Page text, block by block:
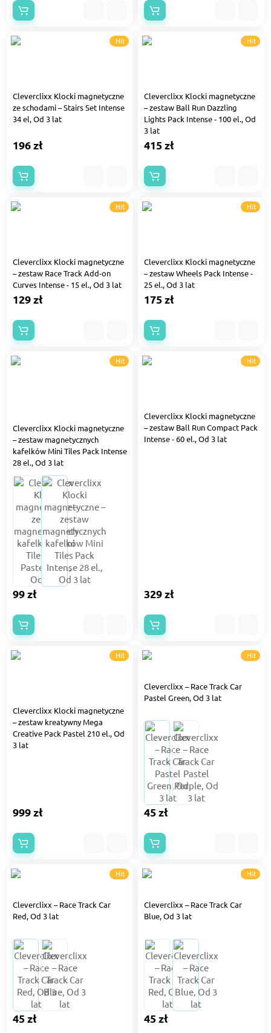
Hit
Cleverclixx Klocki magnetyczne
ze schodami – Stairs Set Intense
34 el, Od 3 lat
196 zł
Hit
Cleverclixx Klocki magnetyczne
– zestaw Ball Run Dazzling
Lights Pack Intense - 100 el., Od
3 lat
415 zł
Hit
Cleverclixx Klocki magnetyczne
– zestaw Race Track Add-on
Curves Intense - 15 el., Od 3 lat
129 zł
Hit
Cleverclixx Klocki magnetyczne
– zestaw Wheels Pack Intense -
25 el., Od 3 lat
175 zł
Hit
Cleverclixx Klocki magnetyczne
– zestaw magnetycznych
kafelków Mini Tiles Pack Intense
28 el., Od 3 lat
99 zł
Hit
Cleverclixx Klocki magnetyczne
– zestaw Ball Run Compact Pack
Intense - 60 el., Od 3 lat
329 zł
Hit
Cleverclixx Klocki magnetyczne
– zestaw kreatywny Mega
Creative Pack Pastel 210 el., Od
3 lat
999 zł
Hit
Cleverclixx – Race Track Car
Pastel Green, Od 3 lat
45 zł
Hit
Cleverclixx – Race Track Car
Red, Od 3 lat
45 zł
Hit
Cleverclixx – Race Track Car
Blue, Od 3 lat
45 zł